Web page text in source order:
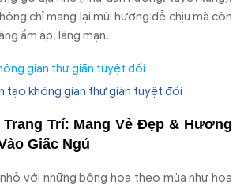
chỉ mang lại mùi hương dễ chịu mà còn
ấm áp, lãng mạn.
tạo không gian thư giãn tuyệt đối
Trí: Mang Vẻ Đẹp & Hương
Giấc Ngủ
với những bông hoa theo mùa như hoa